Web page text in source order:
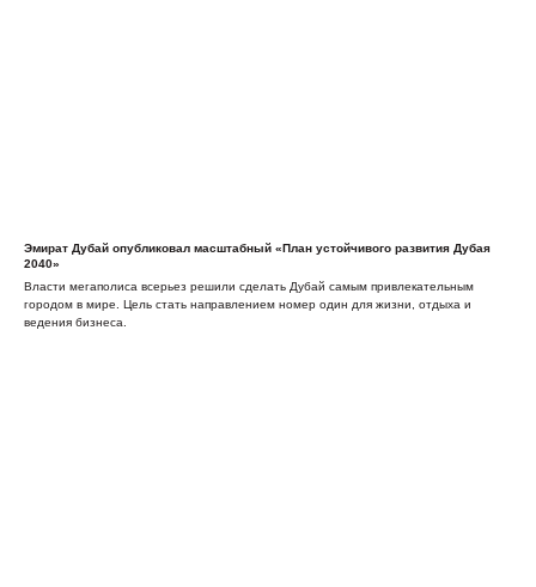
Эмират Дубай опубликовал масштабный «План устойчивого развития Дубая
2040»
Власти мегаполиса всерьез решили сделать Дубай самым привлекательным
городом в мире. Цель стать направлением номер один для жизни, отдыха и
ведения бизнеса.